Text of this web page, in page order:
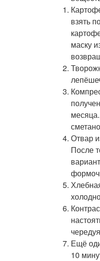
взять
маску
Отвар
После
Ещё
10